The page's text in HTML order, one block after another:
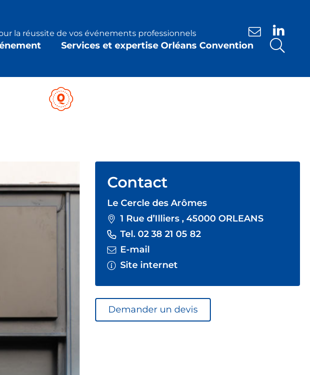
la réussite de vos événements professionnels
Nous contacter
Services et expertise Orléans Convention
Contact
Le Cercle des Arômes
1 Rue d’Illiers , 45000 ORLEANS
Tel. 02 38 21 05 82
E-mail
Site internet
Demander un devis